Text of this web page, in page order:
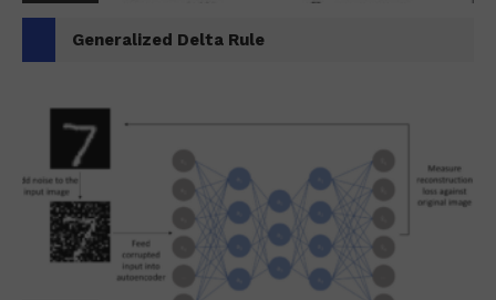
Generalized Delta Rule